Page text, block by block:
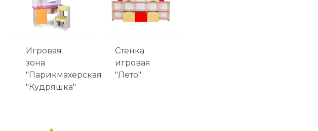
Игровая
зона
"Парикмахерская
"Кудряшка"
Стенка
игровая
"Лето"